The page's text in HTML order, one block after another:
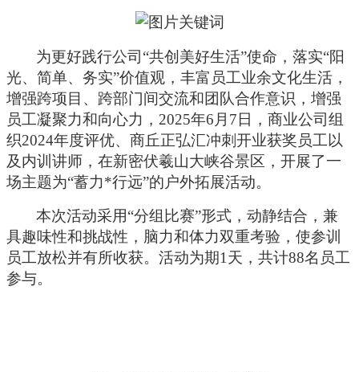
为更好践行公司“共创美好生活”使命，落实“阳
光、简单、务实”价值观，丰富员工业余文化生活，
增强跨项目、跨部门间交流和团队合作意识，增强
员工凝聚力和向心力，2025年6月7日，商业公司组
织2024年度评优、商丘正弘汇冲刺开业获奖员工以
及内训讲师，在新密伏羲山大峡谷景区，开展了一
场主题为“蓄力*行远”的户外拓展活动。
本次活动采用“分组比赛”形式，动静结合，兼
具趣味性和挑战性，脑力和体力双重考验，使参训
员工放松并有所收获。活动为期1天，共计88名员工
参与。